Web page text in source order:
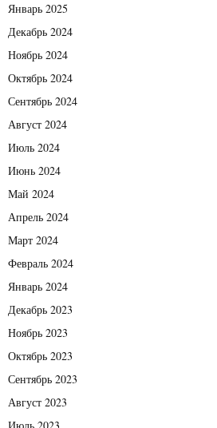
Январь 2025
Декабрь 2024
Ноябрь 2024
Октябрь 2024
Сентябрь 2024
Август 2024
Июль 2024
Июнь 2024
Май 2024
Апрель 2024
Март 2024
Февраль 2024
Январь 2024
Декабрь 2023
Ноябрь 2023
Октябрь 2023
Сентябрь 2023
Август 2023